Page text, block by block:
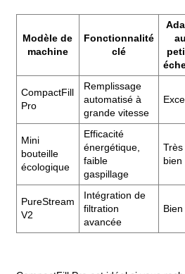
Modèle de
machine
Fonctionnalité
clé
CompactFill
Pro
Remplissage
automatisé à
grande vitesse
Mini
bouteille
écologique
Efficacité
énergétique,
faible
gaspillage
Très
bien
PureStream
V2
Intégration de
filtration
avancée
Bien